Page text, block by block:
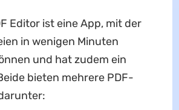
Editor ist eine App, mit der
in wenigen Minuten
und hat zudem ein
bieten mehrere PDF-